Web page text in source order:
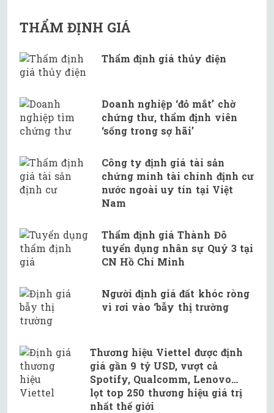
THẨM ĐỊNH GIÁ
Thẩm định giá thủy điện
Doanh nghiệp ‘đỏ mắt’ chờ
chứng thư, thẩm định viên
‘sống trong sợ hãi’
Công ty định giá tài sản
chứng minh tài chính định cư
nước ngoài uy tín tại Việt
Nam
Thẩm định giá Thành Đô
tuyển dụng nhân sự Quý 3 tại
CN Hồ Chí Minh
Người định giá đất khóc ròng
vì rơi vào ‘bẫy thị trường
Thương hiệu Viettel được định
giá gần 9 tỷ USD, vượt cả
Spotify, Qualcomm, Lenovo…
lọt top 250 thương hiệu giá trị
nhất thế giới